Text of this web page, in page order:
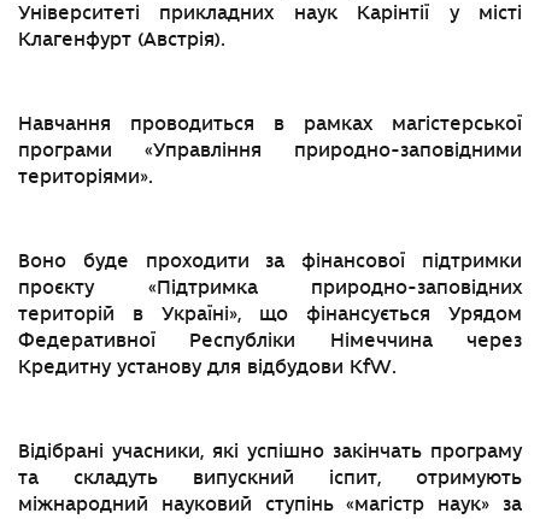
Університеті прикладних наук Карінтії у місті
Клагенфурт (Австрія).
Навчання проводиться в рамках магістерської
програми «Управління природно-заповідними
територіями».
Воно буде проходити за фінансової підтримки
проєкту «Підтримка природно-заповідних
територій в Україні», що фінансується Урядом
Федеративної Республіки Німеччина через
Кредитну установу для відбудови KfW.
Відібрані учасники, які успішно закінчать програму
та складуть випускний іспит, отримують
міжнародний науковий ступінь «магістр наук» за